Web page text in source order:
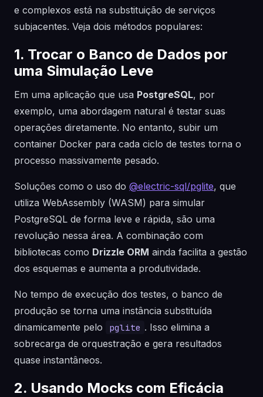
e complexos está na substituição de serviços
subjacentes. Veja dois métodos populares:
1. Trocar o Banco de Dados por
uma Simulação Leve
Em uma aplicação que usa PostgreSQL, por
exemplo, uma abordagem natural é testar suas
operações diretamente. No entanto, subir um
container Docker para cada ciclo de testes torna o
processo massivamente pesado.
Soluções como o uso do @electric-sql/pglite, que
utiliza WebAssembly (WASM) para simular
PostgreSQL de forma leve e rápida, são uma
revolução nessa área. A combinação com
bibliotecas como Drizzle ORM ainda facilita a gestão
dos esquemas e aumenta a produtividade.
No tempo de execução dos testes, o banco de
produção se torna uma instância substituída
dinamicamente pelo
pglite . Isso elimina a
sobrecarga de orquestração e gera resultados
quase instantâneos.
2. Usando Mocks com Eficácia